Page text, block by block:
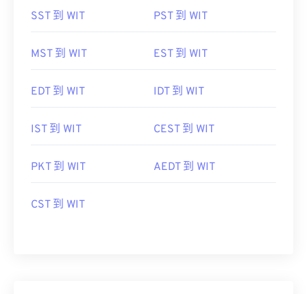
SST 到 WIT PST 到 WIT
MST 到 WIT EST 到 WIT
EDT 到 WIT IDT 到 WIT
IST 到 WIT CEST 到 WIT
PKT 到 WIT AEDT 到 WIT
CST 到 WIT